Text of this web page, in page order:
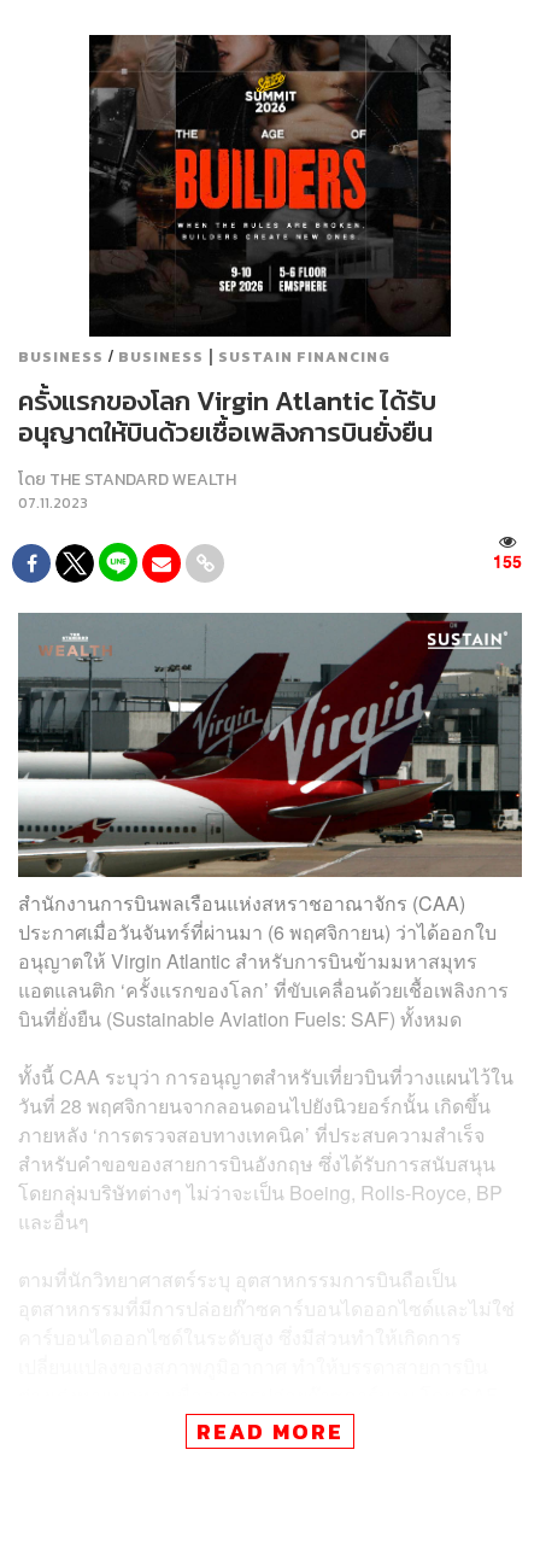
BUSINESS / BUSINESS | SUSTAIN FINANCING
ครั้งแรกของโลก Virgin Atlantic ได้รับ
อนุญาตให้บินด้วยเชื้อเพลิงการบินยั่งยืน
โดย THE STANDARD WEALTH
07.11.2023
155
สำนักงานการบินพลเรือนแห่งสหราชอาณาจักร (CAA)
ประกาศเมื่อวันจันทร์ที่ผ่านมา (6 พฤศจิกายน) ว่าได้ออกใบ
อนุญาตให้ Virgin Atlantic สำหรับการบินข้ามมหาสมุทร
แอตแลนติก ‘ครั้งแรกของโลก’ ที่ขับเคลื่อนด้วยเชื้อเพลิงการ
บินที่ยั่งยืน (Sustainable Aviation Fuels: SAF) ทั้งหมด
ทั้งนี้ CAA ระบุว่า การอนุญาตสำหรับเที่ยวบินที่วางแผนไว้ใน
วันที่ 28 พฤศจิกายนจากลอนดอนไปยังนิวยอร์กนั้น เกิดขึ้น
ภายหลัง ‘การตรวจสอบทางเทคนิค’ ที่ประสบความสำเร็จ
สำหรับคำขอของสายการบินอังกฤษ ซึ่งได้รับการสนับสนุน
โดยกลุ่มบริษัทต่างๆ ไม่ว่าจะเป็น Boeing, Rolls-Royce, BP
และอื่นๆ
ตามที่นักวิทยาศาสตร์ระบุ อุตสาหกรรมการบินถือเป็น
อุตสาหกรรมที่มีการปล่อยก๊าซคาร์บอนไดออกไซด์และไม่ใช่
ถือเป็นหนึ่งในความหวังสำคัญด้านการลดการปล่อยก๊าซ
คาร์บอนในภาคส่วนนี้
READ MORE